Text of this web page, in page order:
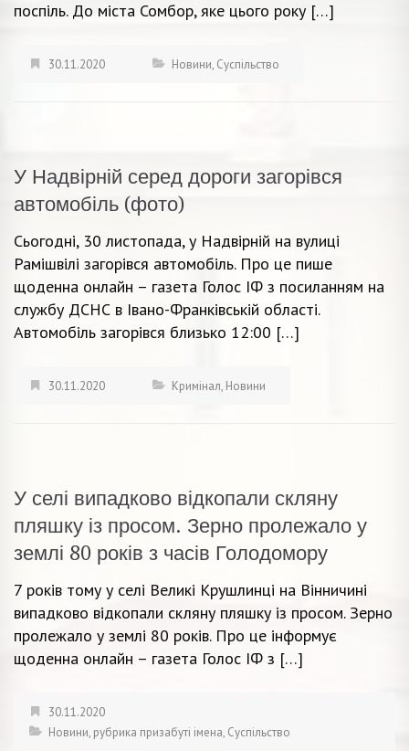
поспіль. До міста Сомбор, яке цього року […]
30.11.2020 Новини, Суспільство
У Надвірній серед дороги загорівся
автомобіль (фото)
Сьогодні, 30 листопада, у Надвірній на вулиці
Рамішвілі загорівся автомобіль. Про це пише
щоденна онлайн – газета Голос ІФ з посиланням на
службу ДСНС в Івано-Франківській області.
Автомобіль загорівся близько 12:00 […]
30.11.2020 Кримінал, Новини
У селі випадково відкопали скляну
пляшку із просом. Зерно пролежало у
землі 80 років з часів Голодомору
7 років тому у селі Великі Крушлинці на Вінничині
випадково відкопали скляну пляшку із просом. Зерно
пролежало у землі 80 років. Про це інформує
щоденна онлайн – газета Голос ІФ з […]
30.11.2020
Новини, рубрика призабуті імена, Суспільство